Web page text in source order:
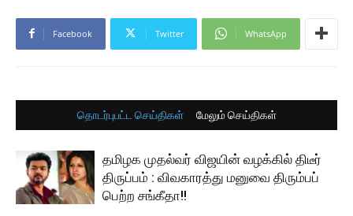
Facebook Twitter WhatsApp
தொடர்புபட்ட செய்திகள் மேலும் செய்திகள்
தமிழக முதல்வர் விஜயின் வழக்கில் திடீர்
திருப்பம் : விவகாரத்து மனுவை திரும்பப்
பெற்ற சங்கீதா!!